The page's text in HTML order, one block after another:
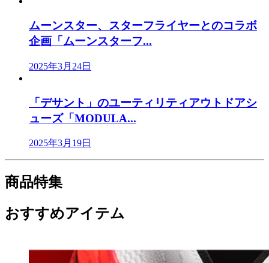
ムーンスター、スターフライヤーとのコラボ
企画「ムーンスターフ...
2025年3月24日
「デサント」のユーティリティアウトドアシ
ューズ「MODULA...
2025年3月19日
商品特集
おすすめアイテム